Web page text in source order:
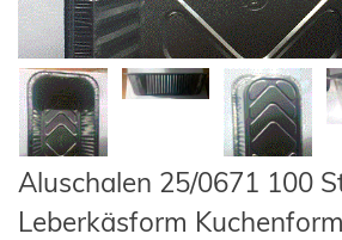
Aluschalen 25/0671 100
Leberkäsform Kuchenform